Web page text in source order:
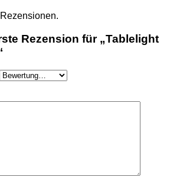
Rezension für „Tablelight